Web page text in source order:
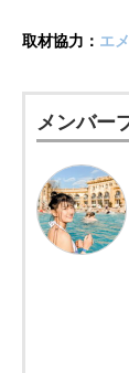
取材協力： エ
メンバー